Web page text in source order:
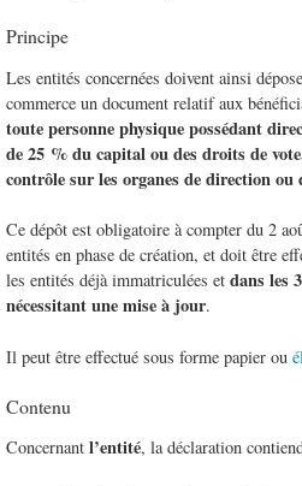
Principe
Les entités concernées doivent ainsi
commerce un document relatif aux
toute personne physique possédant
de 25 % du capital ou des droits de
contrôle sur les organes de direction ou
Ce dépôt est obligatoire à compter du 2
entités en phase de création, et doit être
les entités déjà immatriculées et dans les
nécessitant une mise à jour.
Il peut être effectué sous forme papier ou
Contenu
Concernant l’entité, la déclaration